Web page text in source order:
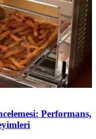
Performans,